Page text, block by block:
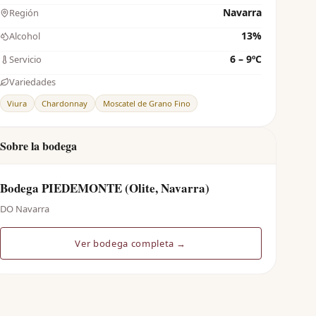
Región Navarra
Alcohol 13%
Servicio 6 – 9ºC
Variedades
Viura Chardonnay Moscatel de Grano Fino
Sobre la bodega
Bodega PIEDEMONTE (Olite, Navarra)
DO Navarra
Ver bodega completa →